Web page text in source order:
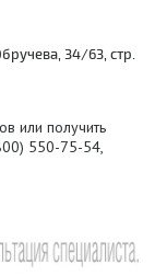
34/63, стр.
или получить
550-75-54,